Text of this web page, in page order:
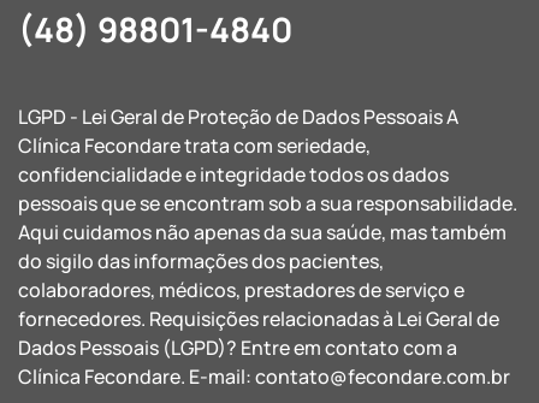
(48) 98801-4840
LGPD - Lei Geral de Proteção de Dados Pessoais A
Clínica Fecondare trata com seriedade,
confidencialidade e integridade todos os dados
pessoais que se encontram sob a sua responsabilidade.
Aqui cuidamos não apenas da sua saúde, mas também
do sigilo das informações dos pacientes,
colaboradores, médicos, prestadores de serviço e
fornecedores. Requisições relacionadas à Lei Geral de
Dados Pessoais (LGPD)? Entre em contato com a
Clínica Fecondare. E-mail:contato@fecondare.com.br